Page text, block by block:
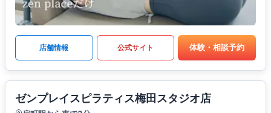
店舗情報 公式サイト 体験・相談予約
ゼンプレイスピラティス梅田スタジオ店